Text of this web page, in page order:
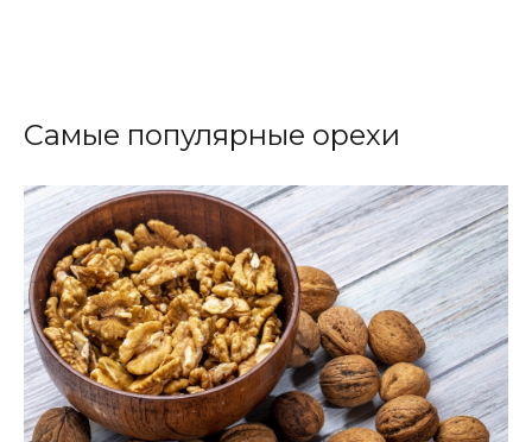
Самые популярные орехи